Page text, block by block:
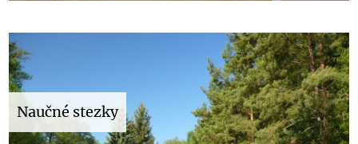
Naučné stezky